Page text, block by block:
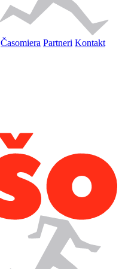
Časomiera Partneri Kontakt